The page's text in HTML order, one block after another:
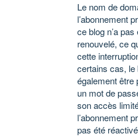
Le nom de
l’abonnement
ce blog n’a pas
renouvelé, ce
cette
certains cas, le
également être
un mot de
son accès
l’abonnement
pas été